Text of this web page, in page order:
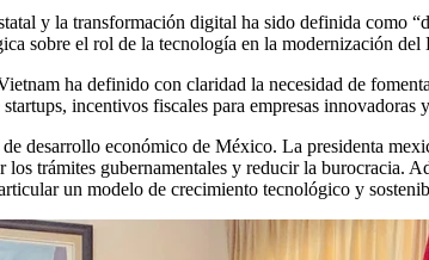
y la transformación digital ha sido definida
sobre el rol de la tecnología en la modernización del
ha definido con claridad la necesidad de
incentivos fiscales para empresas
de desarrollo económico de México. La presidenta
trámites gubernamentales y reducir la burocracia.
un modelo de crecimiento tecnológico y